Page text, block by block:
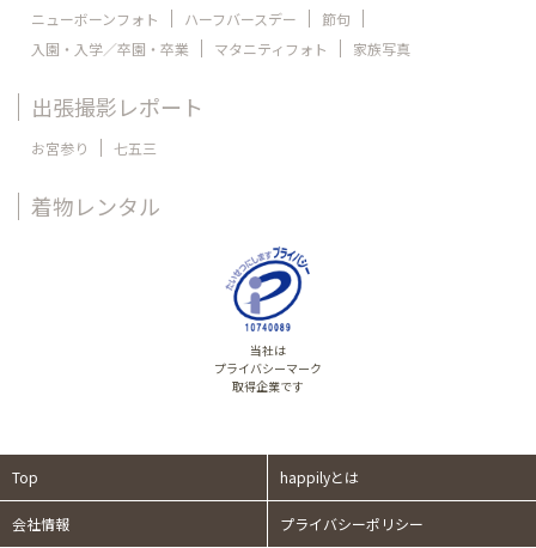
ニューボーンフォト
ハーフバースデー
節句
入園・入学／卒園・卒業
マタニティフォト 家族写真
出張撮影レポート
お宮参り 七五三
着物レンタル
当社は
プライバシーマーク
取得企業です
Top happilyとは
会社情報 プライバシーポリシー